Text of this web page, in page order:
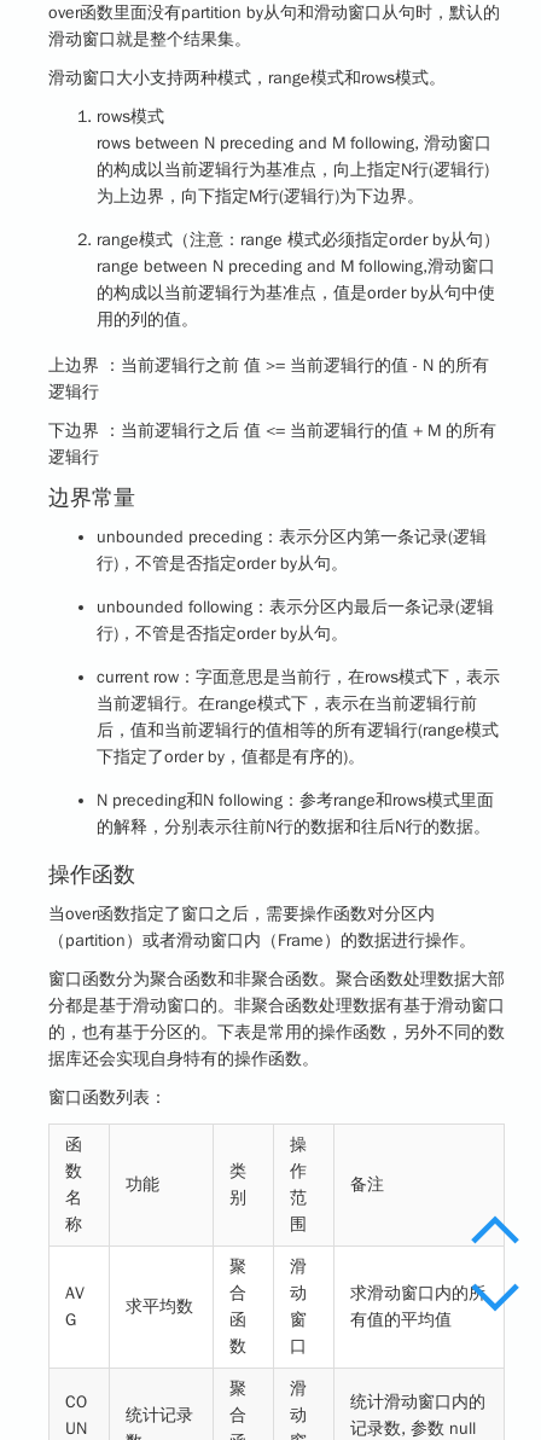
over函数里面没有partition by从句和滑动窗口从句时，默认的
滑动窗口就是整个结果集。
滑动窗口大小支持两种模式，range模式和rows模式。
rows模式
rows between N preceding and M following, 滑动窗口
的构成以当前逻辑行为基准点，向上指定N行(逻辑行)
为上边界，向下指定M行(逻辑行)为下边界。
range模式 （注意：range 模式必须指定order by从句）
range between N preceding and M following,滑动窗口
的构成以当前逻辑行为基准点，值是order by从句中使
用的列的值。
上边界 ：当前逻辑行之前 值 >= 当前逻辑行的值 - N 的所有
逻辑行
下边界 ：当前逻辑行之后 值 <= 当前逻辑行的值 + M 的所有
逻辑行
边界常量
unbounded preceding：表示分区内第一条记录(逻辑
行)，不管是否指定order by从句。
unbounded following：表示分区内最后一条记录(逻辑
行)，不管是否指定order by从句。
current row：字面意思是当前行，在rows模式下，表示
当前逻辑行。在range模式下，表示在当前逻辑行前
后，值和当前逻辑行的值相等的所有逻辑行(range模式
下指定了order by，值都是有序的)。
N preceding和N following：参考range和rows模式里面
的解释，分别表示往前N行的数据和往后N行的数据。
操作函数
当over函数指定了窗口之后，需要操作函数对分区内
（partition）或者滑动窗口内（Frame）的数据进行操作。
窗口函数分为聚合函数和非聚合函数。聚合函数处理数据大部
分都是基于滑动窗口的。非聚合函数处理数据有基于滑动窗口
的，也有基于分区的。下表是常用的操作函数，另外不同的数
据库还会实现自身特有的操作函数。
窗口函数列表：
函
数
名
称
功能
类
别
操
作
范
围
备注
AV
G
求平均数
聚
合
函
数
滑
动
窗
口
求滑动窗口内的所
有值的平均值
CO
UN
统计记录
聚
合
滑
动
统计滑动窗口内的
记录数, 参数 null